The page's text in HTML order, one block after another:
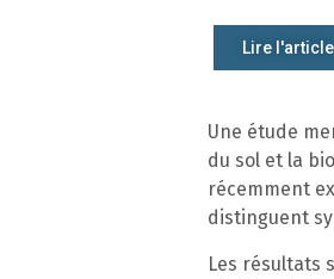
Lire l'article
Une étude
du sol et la
récemment
distinguent
Les résultats